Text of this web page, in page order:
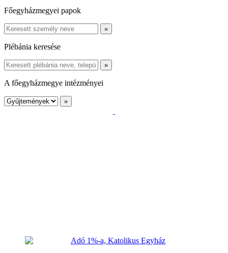
Főegyházmegyei papok
Plébánia keresése
A főegyházmegye intézményei